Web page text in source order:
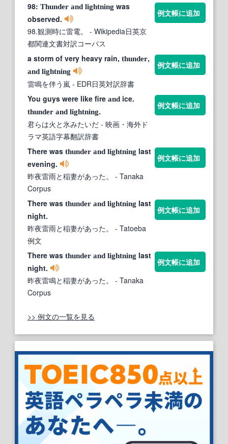
98: Thunder and lightning was
observed.
98.観測時に雷電。
- Wikipedia日英京
都関連文書対訳コーパス
例文帳に追加
a storm of very heavy rain, thunder,
and lightning
雷鳴を伴う嵐 - EDR日英対訳辞書
例文帳に追加
You guys were like fire and ice.
thunder and lightning.
君らは火と氷みたいだ - 映画・海外ド
ラマ英語字幕翻訳辞書
例文帳に追加
There was thunder and lightning last
evening.
昨夜雷雨と稲妻があった。
- Tanaka
Corpus
例文帳に追加
There was thunder and lightning last
night.
昨夜雷雨と稲妻があった。
- Tatoeba
例文
例文帳に追加
There was thunder and lightning last
night.
昨夜雷鳴と稲妻があった。
- Tanaka
Corpus
例文帳に追加
>> 例文の一覧を見る